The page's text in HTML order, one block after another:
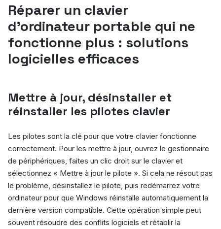
Réparer un clavier
d’ordinateur portable qui ne
fonctionne plus : solutions
logicielles efficaces
Mettre à jour, désinstaller et
réinstaller les pilotes clavier
Les pilotes sont la clé pour que votre clavier fonctionne
correctement. Pour les mettre à jour, ouvrez le gestionnaire
de périphériques, faites un clic droit sur le clavier et
sélectionnez « Mettre à jour le pilote ». Si cela ne résout pas
le problème, désinstallez le pilote, puis redémarrez votre
ordinateur pour que Windows réinstalle automatiquement la
dernière version compatible. Cette opération simple peut
souvent résoudre des conflits logiciels et rétablir la